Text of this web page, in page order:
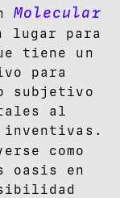
Molecular
lugar para
tiene un
para
subjetivo
al
como
oasis en